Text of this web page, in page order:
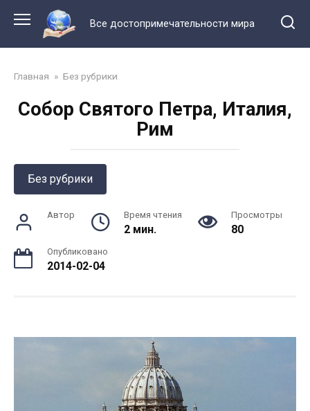
контенту
Все достопримечательности мира
Главная » Без рубрики
Собор Святого Петра, Италия,
Рим
Без рубрики
Автор Время чтения
2 мин.
Просмотры
80
Опубликовано
2014-02-04